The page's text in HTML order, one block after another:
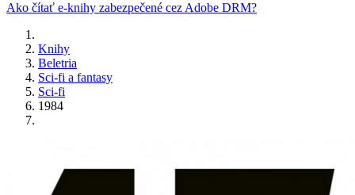
Ako čítať e-knihy zabezpečené cez Adobe DRM?
Knihy
Beletria
Sci-fi a fantasy
Sci-fi
1984